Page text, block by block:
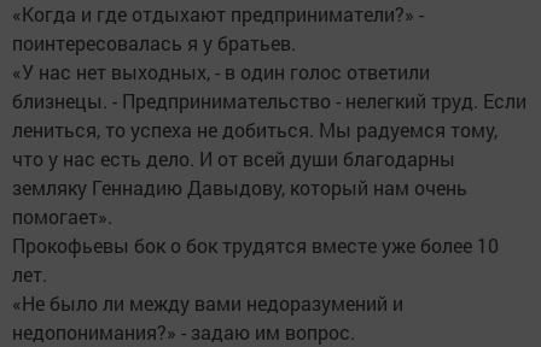
«Когда и где отдыхают предприниматели?» -
поинтересовалась я у братьев.
«У нас нет выходных, - в один голос ответили
близнецы. - Предпринимательство - нелегкий труд. Если
лениться, то успеха не добиться. Мы радуемся тому,
что у нас есть дело. И от всей души благодарны
земляку Геннадию Давыдову, который нам очень
помогает».
Прокофьевы бок о бок трудятся вместе уже более 10
лет.
«Не было ли между вами недоразумений и
недопонимания?» - задаю им вопрос.